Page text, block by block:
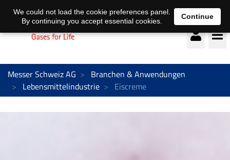
Deutsch français
Messer Schweiz AG
Branchen & Anwendungen
Lebensmittelindustrie
Eiscreme
We could not load the cookie preferences panel.
By continuing you accept essential cookies.
Continue